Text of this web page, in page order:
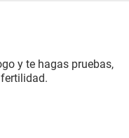
y te hagas pruebas,